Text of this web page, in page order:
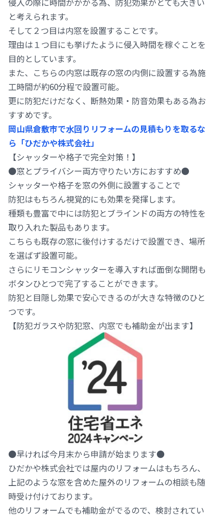
と考えられます。
そして２つ目は内窓を設置することです。
理由は１つ目にも挙げたように侵入時間を稼ぐことを
目的としています。
また、こちらの内窓は既存の窓の内側に設置する為施
工時間が約60分程で設置可能。
更に防犯だけだなく、断熱効果・防音効果もある為お
すすめです。
岡山県倉敷市で水回りリフォームの見積もりを取るな
ら「ひだかや株式会社」
【シャッターや格子で完全対策！】
●窓とプライバシー両方守りたい方におすすめ●
シャッターや格子を窓の外側に設置することで
防犯はもちろん視覚的にも効果を発揮します。
種類も豊富で中には防犯とブラインドの両方の特性を
取り入れた製品もあります。
こちらも既存の窓に後付けするだけで設置でき、場所
を選ばず設置可能。
さらにリモコンシャッターを導入すれば面倒な開閉も
ボタンひとつで完了することができます。
防犯と目隠し効果で安心できるのが大きな特徴のひと
つです。
【防犯ガラスや防犯窓、内窓でも補助金が出ます】
●早ければ今月末から申請が始まります●
ひだかや株式会社では屋内のリフォームはもちろん、
上記のような窓を含めた屋外のリフォームの相談も随
時受け付けております。
他のリフォームでも補助金がでるので、検討されてい